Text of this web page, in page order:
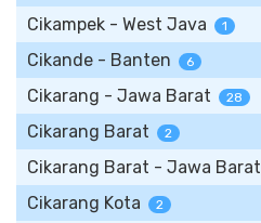
Cikampek - West Java 1
Cikande - Banten 6
Cikarang - Jawa Barat 28
Cikarang Barat 2
Cikarang Barat - Jawa Barat
Cikarang Kota 2